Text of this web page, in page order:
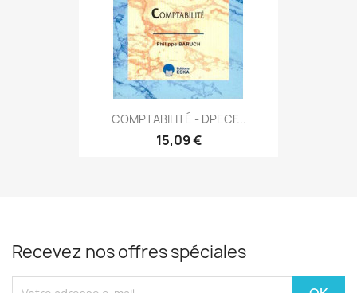
COMPTABILITÉ - DPECF...
15,09 €
Recevez nos offres spéciales